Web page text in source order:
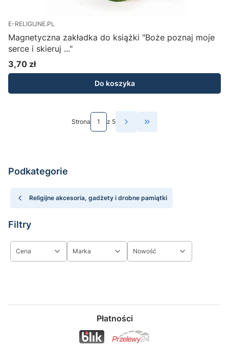
E-RELIGIJNE.PL
Magnetyczna zakładka do książki "Boże poznaj moje
serce i skieruj ..."
Cena
3,70 zł
Do koszyka
Strona z 5 Przejdź do ostatniej
Podkategorie
Religijne akcesoria, gadżety i drobne pamiątki
Filtry
Cena Marka Nowość
Płatności